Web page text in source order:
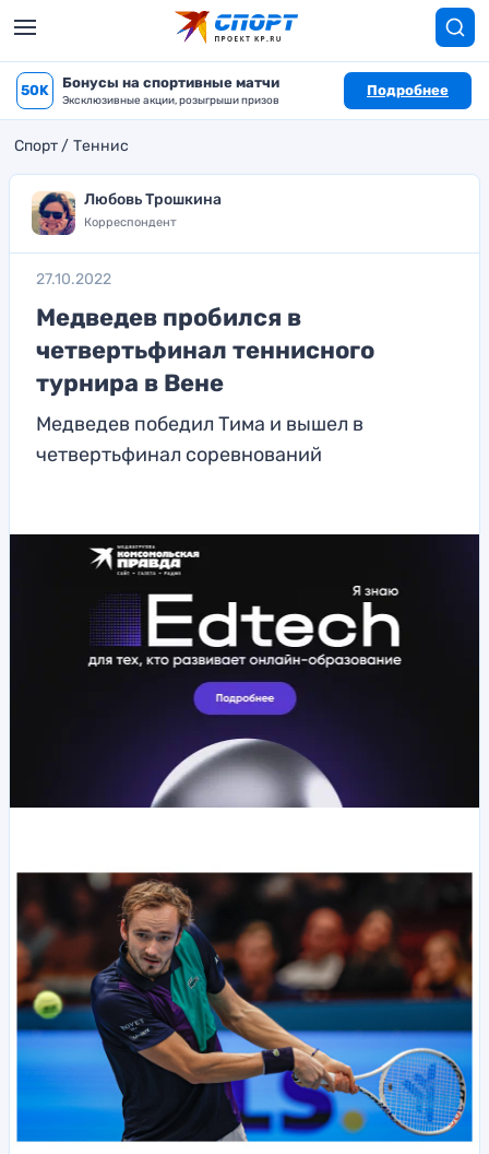
50K Бонусы на спортивные матчи
Эксклюзивные акции, розыгрыши призов
Подробнее
Спорт Теннис
Любовь Трошкина
Корреспондент
27.10.2022
Медведев пробился в
четвертьфинал теннисного
турнира в Вене
Медведев победил Тима и вышел в
четвертьфинал соревнований